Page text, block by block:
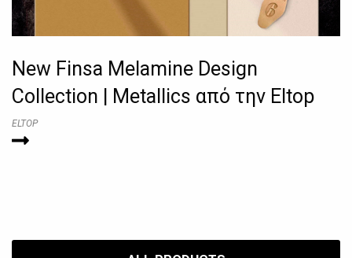
New Finsa Melamine Design
Collection | Metallics από την Eltop
ELTOP